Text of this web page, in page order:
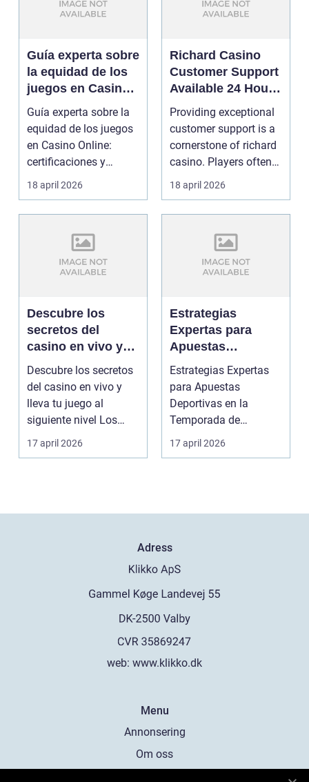
Guía experta sobre
la equidad de los
juegos en Casino
Online:
certificaciones y
auditorías que
garantizan
Guía experta sobre la
equidad de los juegos
en Casino Online:
certificaciones y
auditorías que garan...
18 april 2026
Richard Casino
Customer Support
Available 24 Hours
Through Live Chat
and Email
Providing exceptional
customer support is a
cornerstone of richard
casino. Players often
encounter q...
18 april 2026
Descubre los
secretos del
casino en vivo y
lleva tu juego al
siguiente nivel
Descubre los secretos
del casino en vivo y
lleva tu juego al
siguiente nivel Los
juegos en vivo s...
17 april 2026
Estrategias
Expertas para
Apuestas
Deportivas en la
Temporada de
Playoffs con
Casino Online
Estrategias Expertas
para Apuestas
Deportivas en la
Temporada de
Playoffs con Casino
Online Cuando ...
17 april 2026
Adress
web: www.klikko.dk
Menu
Annonsering
Om oss